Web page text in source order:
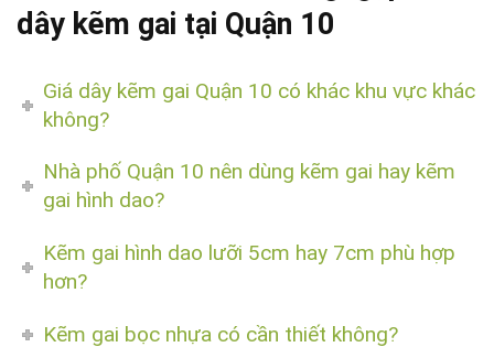
dây kẽm gai tại Quận 10
Giá dây kẽm gai Quận 10 có khác khu vực khác
không?
Nhà phố Quận 10 nên dùng kẽm gai hay kẽm
gai hình dao?
Kẽm gai hình dao lưỡi 5cm hay 7cm phù hợp
hơn?
Kẽm gai bọc nhựa có cần thiết không?